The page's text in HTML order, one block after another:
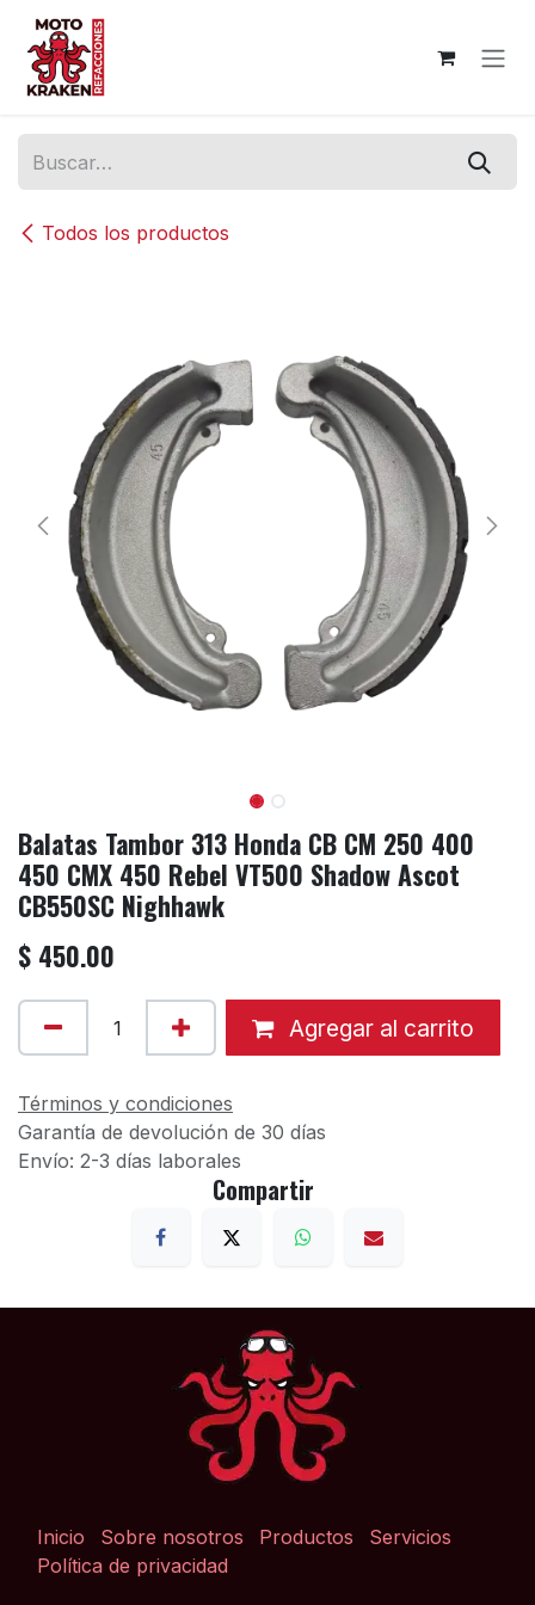
Ir al contenido
Todos los productos
Balatas Tambor 313 Honda CB CM 250 400
450 CMX 450 Rebel VT500 Shadow Ascot
CB550SC Nighhawk
$ 450.00
Agregar al carrito
Términos y condiciones
Garantía de devolución de 30 días
Envío: 2-3 días laborales
Compartir
Inicio Sobre nosotros Productos
Servicios
Política de privacidad